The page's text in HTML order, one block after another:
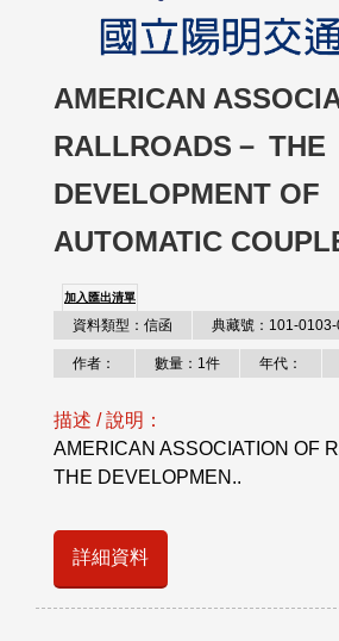
AMERICAN
RALLROADS－ THE
DEVELOPMENT OF
AUTOMATIC
加入匯出清單
資料類型：信函 典藏號：101-
作者： 數量：1件 年代：
描述 / 說明：
AMERICAN ASSOCIATION OF
THE DEVELOPMEN..
詳細資料